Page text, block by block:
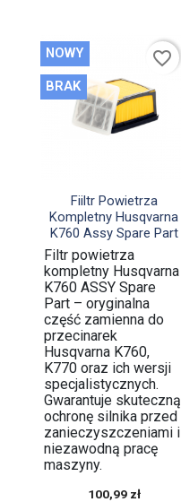
Szybki podgląd
Fiiltr Powietrza
Kompletny Husqvarna
K760 Assy Spare Part
Filtr powietrza
kompletny Husqvarna
K760 ASSY Spare
Part – oryginalna
część zamienna do
przecinarek
Husqvarna K760,
K770 oraz ich wersji
specjalistycznych.
Gwarantuje skuteczną
ochronę silnika przed
zanieczyszczeniami i
niezawodną pracę
maszyny.
100,99 zł
NOWY
BRAK
favorite_border